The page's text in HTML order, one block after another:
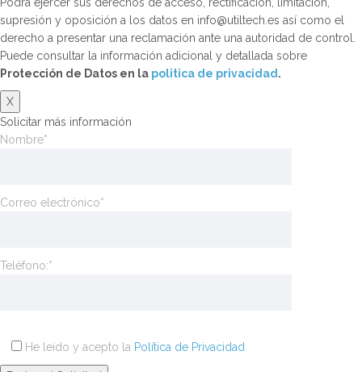
supresión y oposición a los datos en info@utiltech.es así como el
derecho a presentar una reclamación ante una autoridad de control.
Puede consultar la información adicional y detallada sobre
Protección de Datos en la politica de privacidad .
X
Solicitar más información
Nombre*
Correo electrónico*
Teléfono:*
He leído y acepto la Política de Privacidad